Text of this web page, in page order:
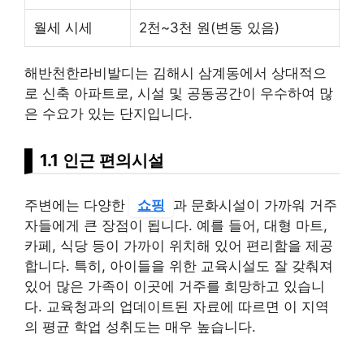
월세 시세 2천~3천 원(변동 있음)
해반천한라비발디는 김해시 삼계동에서 상대적으
로 신축 아파트로, 시설 및 공동공간이 우수하여 많
은 수요가 있는 단지입니다.
1.1 인근 편의시설
주변에는 다양한 쇼핑
과 문화시설이 가까워 거주
자들에게 큰 장점이 됩니다. 예를 들어, 대형 마트,
카페, 식당 등이 가까이 위치해 있어 편리함을 제공
합니다. 특히, 아이들을 위한 교육시설도 잘 갖춰져
있어 많은 가족이 이곳에 거주를 희망하고 있습니
다. 교육청과의 업데이트된 자료에 따르면 이 지역
의 평균 학업 성취도는 매우 높습니다.